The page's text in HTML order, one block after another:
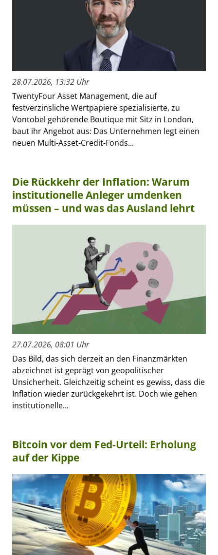
28.07.2026, 13:32 Uhr
TwentyFour Asset Management, die auf
festverzinsliche Wertpapiere spezialisierte, zu
Vontobel gehörende Boutique mit Sitz in London,
baut ihr Angebot aus: Das Unternehmen legt einen
neuen Multi-Asset-Credit-Fonds...
Die Rückkehr der Inflation: Warum
institutionelle Anleger umdenken
müssen – und was das Ausland lehrt
27.07.2026, 08:01 Uhr
Das Bild, das sich derzeit an den Finanzmärkten
abzeichnet ist geprägt von geopolitischer
Unsicherheit. Gleichzeitig scheint es gewiss, dass die
Inflation wieder zurückgekehrt ist. Doch wie gehen
institutionelle...
Bitcoin vor dem Fed-Urteil: Erholung
auf der Kippe